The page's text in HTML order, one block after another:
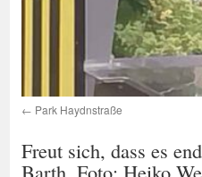
Park Haydnstraße
Freut sich, dass es
Barth. Foto: Heiko